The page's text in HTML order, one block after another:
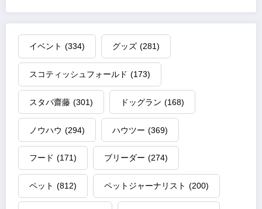
ー
ジ
送
り
イベント (334) グッズ (281)
スコティッシュフォールド (173)
スタパ齋藤 (301) ドッグラン (168)
ノウハウ (294) ハウツー (369)
フード (171) ブリーダー (274)
ペット (812) ペットジャーナリスト (200)